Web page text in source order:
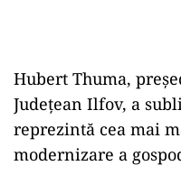
Hubert Thuma,
Județean Ilfov, a
reprezintă cea mai
modernizare a